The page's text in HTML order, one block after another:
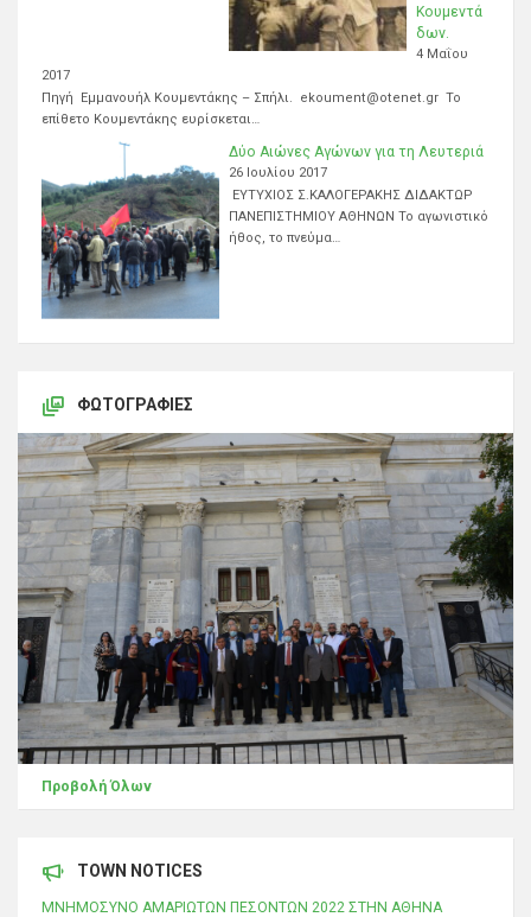
Κουμεντά
δων.
4 Μαΐου
2017
Πηγή Εμμανουήλ Κουμεντάκης – Σπήλι. ekoument@otenet.gr Το
επίθετο Κουμεντάκης ευρίσκεται…
Δύο Αιώνες Αγώνων για τη Λευτεριά
26 Ιουλίου 2017
ΕΥΤΥΧΙΟΣ Σ.ΚΑΛΟΓΕΡΑΚΗΣ ΔΙΔΑΚΤΩΡ
ΠΑΝΕΠΙΣΤΗΜΙΟΥ ΑΘΗΝΩΝ Το αγωνιστικό
ήθος, το πνεύμα…
ΦΩΤΟΓΡΑΦΊΕΣ
Προβολή Όλων
TOWN NOTICES
ΜΝΗΜΟΣΥΝΟ ΑΜΑΡΙΩΤΩΝ ΠΕΣΟΝΤΩΝ 2022 ΣΤΗΝ ΑΘΗΝΑ